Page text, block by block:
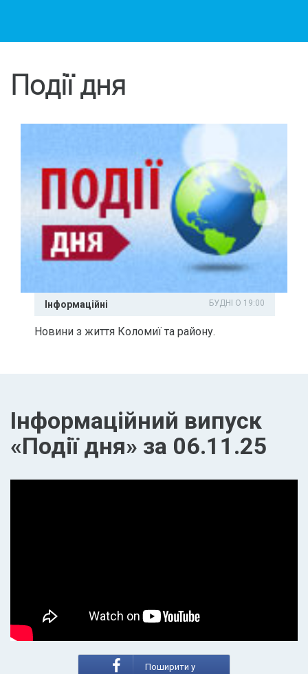
Події дня
Інформаційні БУДНІ О 19:00
Новини з життя Коломиї та району.
Інформаційний випуск
«Події дня» за 06.11.25
Поширити у